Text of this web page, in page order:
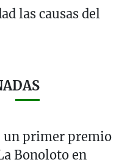
las causas del
un primer premio
Bonoloto en